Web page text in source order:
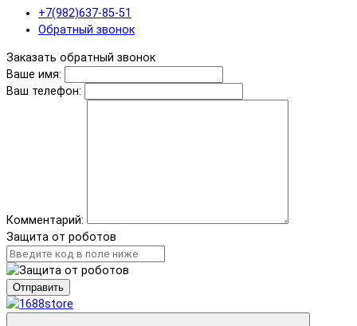
+7(982)637-85-51
Обратный звонок
Заказать обратный звонок
Ваше имя:
Ваш телефон:
Комментарий:
Защита от роботов
Отправить